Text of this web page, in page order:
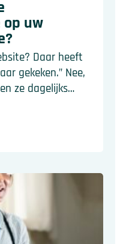
uw
Daar heeft
gekeken.” Nee,
ze dagelijks…